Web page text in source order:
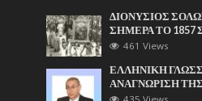
ΔΙΟΝΥΣΙΟΣ
ΣΗΜΕΡΑ ΤΟ 1857
461 Views
ΕΛΛΗΝΙΚΗ
ΑΝΑΓΝΩΡΙΣΗ ΤΗΣ